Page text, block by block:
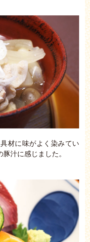
材に味がよく染みてい
汁に感じました。